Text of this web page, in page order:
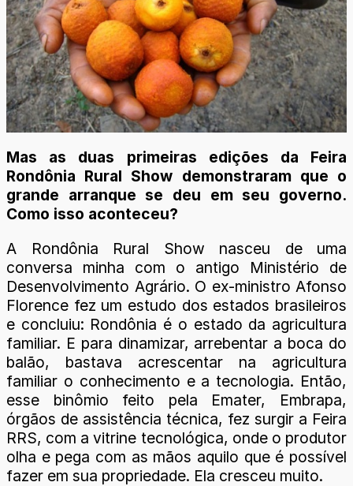
Mas as duas primeiras edições da Feira
Rondônia Rural Show demonstraram que o
grande arranque se deu em seu governo.
Como isso aconteceu?
A Rondônia Rural Show nasceu de uma
conversa minha com o antigo Ministério de
Desenvolvimento Agrário. O ex-ministro Afonso
Florence fez um estudo dos estados brasileiros
e concluiu: Rondônia é o estado da agricultura
familiar. E para dinamizar, arrebentar a boca do
balão, bastava acrescentar na agricultura
familiar o conhecimento e a tecnologia. Então,
esse binômio feito pela Emater, Embrapa,
órgãos de assistência técnica, fez surgir a Feira
RRS, com a vitrine tecnológica, onde o produtor
olha e pega com as mãos aquilo que é possível
fazer em sua propriedade. Ela cresceu muito.